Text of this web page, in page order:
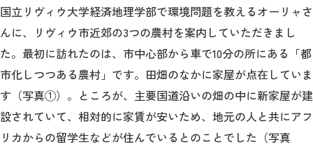
報道関係の方
明治学院大学について
教育
研究
国立リヴィウ大学経済地理学部で環境問題を教えるオーリャさ
んに、リヴィウ市近郊の3つの農村を案内していただきまし
た。最初に訪れたのは、市中心部から車で10分の所にある「都
市化しつつある農村」です。田畑のなかに家屋が点在していま
す（写真①）。ところが、主要国道沿いの畑の中に新家屋が建
設されていて、相対的に家賃が安いため、地元の人と共にアフ
リカからの留学生などが住んでいるとのことでした（写真